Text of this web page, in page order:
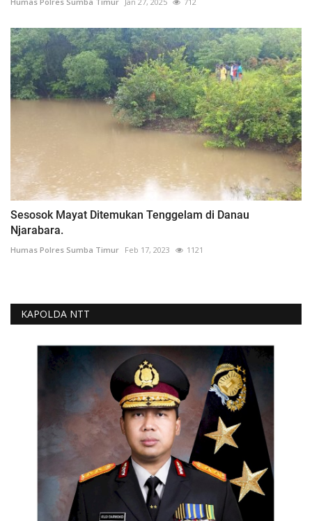
Sesosok Mayat Ditemukan Tenggelam di Danau
Njarabara.
Humas Polres Sumba Timur Feb 17, 2023 1121
KAPOLDA NTT